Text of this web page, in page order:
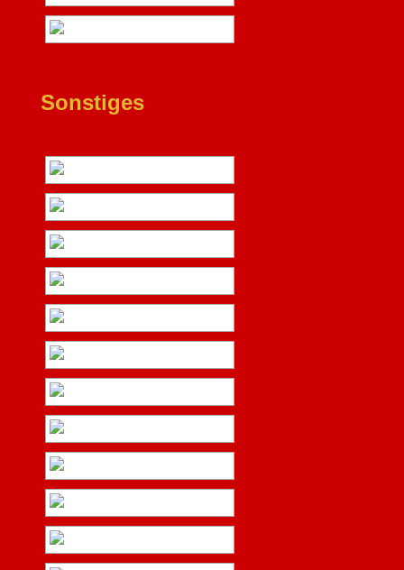
Sonstiges